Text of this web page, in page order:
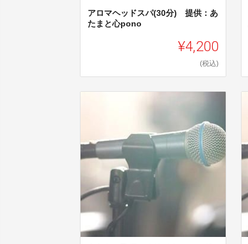
アロマヘッドスパ(30分) 提供：あ
たまと心pono
¥4,200
(税込)